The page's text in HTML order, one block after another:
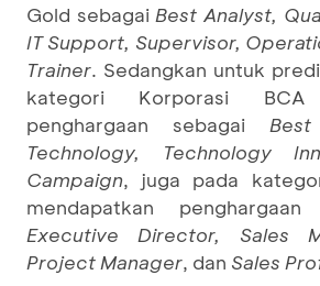
Gold sebagai Best Analyst,
IT Support, Supervisor,
Trainer. Sedangkan untuk
kategori Korporasi BCA
penghargaan sebagai
Technology, Technology
Campaign, juga pada
mendapatkan
Executive Director, Sales
Project Manager, dan Sales